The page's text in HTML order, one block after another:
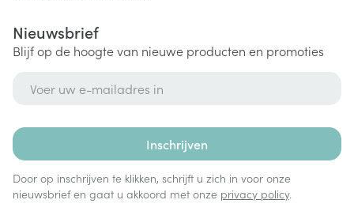
Nieuwsbrief
Blijf op de hoogte van nieuwe producten en promoties
Inschrijven
Door op inschrijven te klikken, schrijft u zich in voor onze
nieuwsbrief en gaat u akkoord met onze privacy policy.